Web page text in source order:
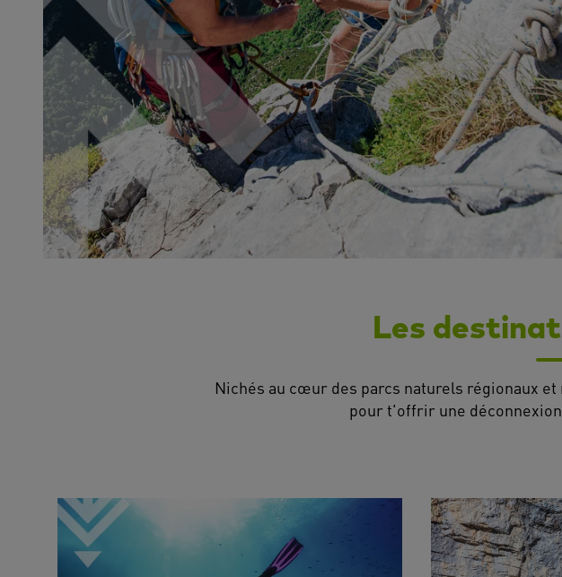
Les
Nichés au cœur des parcs naturels régionaux
pour t'offrir une